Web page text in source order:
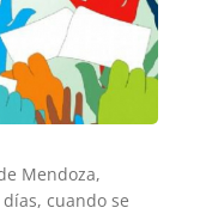
Mendoza,
cuando se